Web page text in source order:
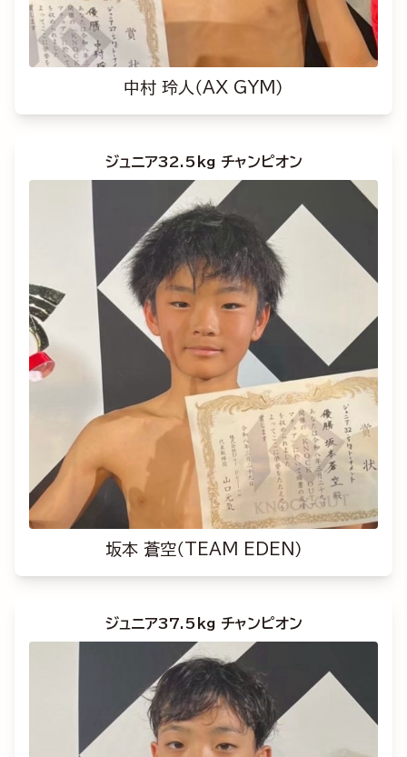
中村 玲人（AX GYM）
ジュニア32.5kg チャンピオン
坂本 蒼空（TEAM EDEN）
ジュニア37.5kg チャンピオン